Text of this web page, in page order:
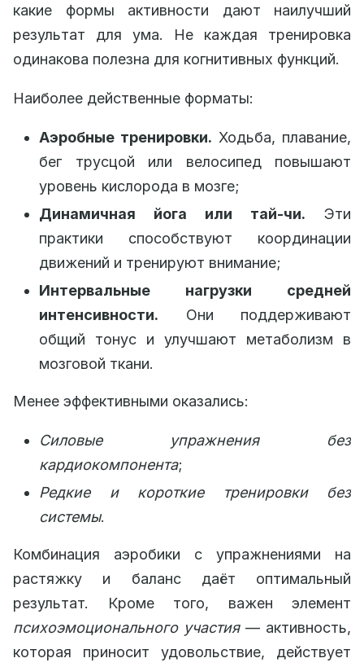
какие формы активности дают наилучший
результат для ума. Не каждая тренировка
одинакова полезна для когнитивных функций.
Наиболее действенные форматы:
Аэробные тренировки. Ходьба, плавание,
бег трусцой или велосипед повышают
уровень кислорода в мозге;
Динамичная йога или тай-чи. Эти
практики способствуют координации
движений и тренируют внимание;
Интервальные нагрузки средней
интенсивности. Они поддерживают
общий тонус и улучшают метаболизм в
мозговой ткани.
Менее эффективными оказались:
Силовые упражнения без
кардиокомпонента;
Редкие и короткие тренировки без
системы.
Комбинация аэробики с упражнениями на
растяжку и баланс даёт оптимальный
результат. Кроме того, важен элемент
психоэмоционального участия— активность,
которая приносит удовольствие, действует